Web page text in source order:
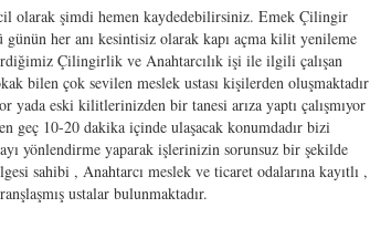
olarak şimdi hemen kaydedebilirsiniz. Emek Çilingir
her anı kesintisiz olarak kapı açma kilit yenileme
Çilingirlik ve Anahtarcılık işi ile ilgili çalışan
bilen çok sevilen meslek ustası kişilerden oluşmaktadır
eski kilitlerinizden bir tanesi arıza yaptı çalışmıyor
geç 10-20 dakika içinde ulaşacak konumdadır bizi
yönlendirme yaparak işlerinizin sorunsuz bir şekilde
sahibi , Anahtarcı meslek ve ticaret odalarına kayıtlı ,
ustalar bulunmaktadır.